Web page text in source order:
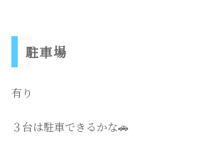
駐車場
有り
３台は駐車できるかな🚗